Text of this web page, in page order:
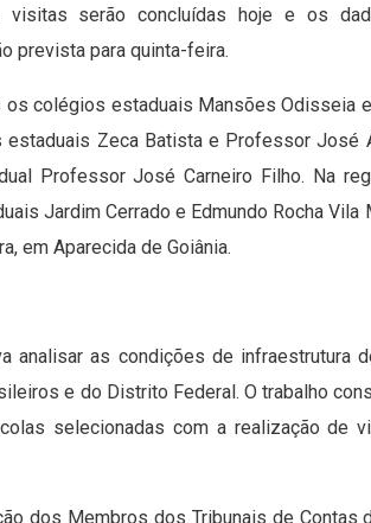
visitas serão concluídas hoje e os
prevista para quinta-feira.
colégios estaduais Mansões Odisseia
Zeca Batista e Professor José
Professor José Carneiro Filho. Na
Jardim Cerrado e Edmundo Rocha Vila
em Aparecida de Goiânia.
analisar as condições de infraestrutura
e do Distrito Federal. O trabalho
selecionadas com a realização de
dos Membros dos Tribunais de Contas